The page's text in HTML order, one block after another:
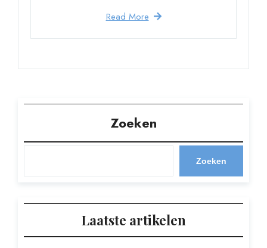
Read More
Zoeken
Zoeken
Laatste artikelen